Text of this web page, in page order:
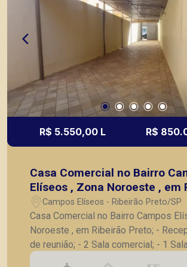
R$ 5.550,00 L R$
Casa Comercial no Bairro
Elíseos , Zona Noroeste , em
Preto;
Campos Elíseos - Ribeirão Preto/SP
Casa Comercial no Bairro Campos
Noroeste , em Ribeirão Preto; - Recepção; - Salão
de reunião; - 2 Sala comercial; - 1
independente; - 1 Banheiro social; -